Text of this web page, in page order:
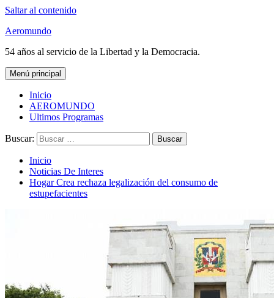
Saltar al contenido
Aeromundo
54 años al servicio de la Libertad y la Democracia.
Menú principal
Inicio
AEROMUNDO
Ultimos Programas
Buscar:
Inicio
Noticias De Interes
Hogar Crea rechaza legalización del consumo de
estupefacientes